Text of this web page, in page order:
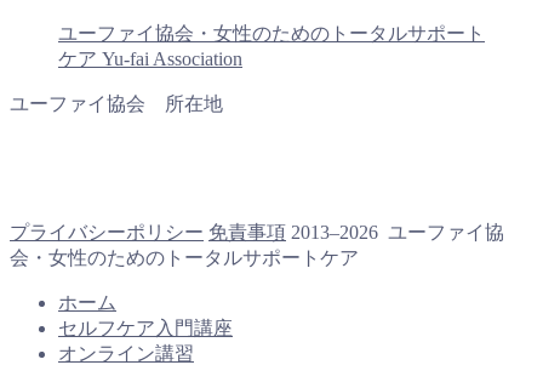
ユーファイ協会・女性のためのトータルサポート
ケア Yu-fai Association
ユーファイ協会 所在地
プライバシーポリシー 免責事項 2013–2026 ユーファイ協
会・女性のためのトータルサポートケア
ホーム
セルフケア入門講座
オンライン講習